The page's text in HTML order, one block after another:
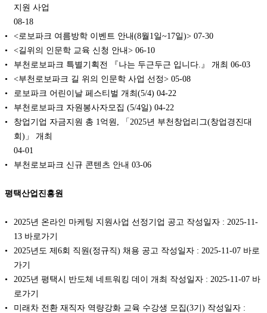
지원 사업
08-18
<로보파크 여름방학 이벤트 안내(8월1일~17일)> 07-30
<길위의 인문학 교육 신청 안내> 06-10
부천로보파크 특별기획전 『나는 두근두근 입니다.』 개최 06-03
<부천로보파크 길 위의 인문학 사업 선정> 05-08
로보파크 어린이날 페스티벌 개최(5/4) 04-22
부천로보파크 자원봉사자모집 (5/4일) 04-22
창업기업 자금지원 총 1억원, 「2025년 부천창업리그(창업경진대
회)」 개최
04-01
부천로보파크 신규 콘텐츠 안내 03-06
평택산업진흥원
2025년 온라인 마케팅 지원사업 선정기업 공고 작성일자 : 2025-11-
13 바로가기
2025년도 제6회 직원(정규직) 채용 공고 작성일자 : 2025-11-07 바로
가기
2025년 평택시 반도체 네트워킹 데이 개최 작성일자 : 2025-11-07 바
로가기
미래차 전환 재직자 역량강화 교육 수강생 모집(3기) 작성일자 :